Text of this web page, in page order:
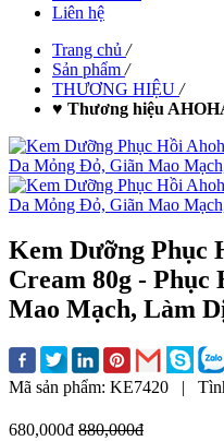
Liên hệ
Trang chủ /
Sản phẩm /
THƯƠNG HIỆU /
♥ Thương hiệu
Kem Dưỡng Phục
Cream 80g -
Mao Mạch, Làm
Mã sản phẩm: KE7420 |
680,000đ 880,000đ